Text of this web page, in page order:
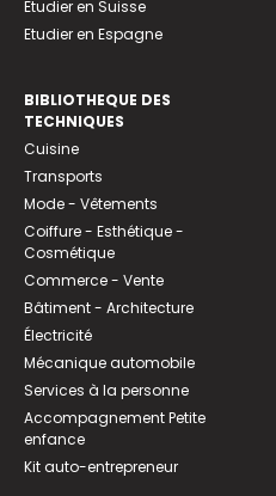
Etudier en Suisse
Etudier en Espagne
BIBLIOTHEQUE DES
TECHNIQUES
Cuisine
Transports
Mode - Vêtements
Coiffure - Esthétique -
Cosmétique
Commerce - Vente
Bâtiment - Architecture
Électricité
Mécanique automobile
Services à la personne
Accompagnement Petite
enfance
Kit auto-entrepreneur